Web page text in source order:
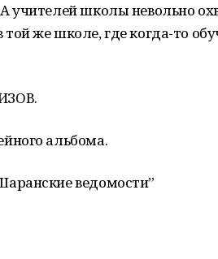
учителей школы невольно
той же школе, где когда-то
альбома.
ведомости”